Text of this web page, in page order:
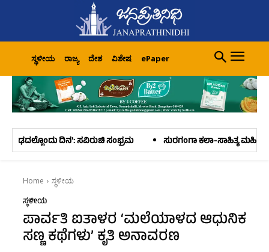
ಸ್ಥಳೀಯ ರಾಜ್ಯ ದೇಶ ವಿಶೇಷ ePaper
ಸಂಭ್ರಮ ಸುರಗಂಗಾ ಕಲಾ-ಸಾಹಿತ್ಯ ಮಹಿಳಾ ವೇದಿಕೆ ಆಯೋಜಿಸಿದ್ದ
Home ಸ್ಥಳೀಯ
ಸ್ಥಳೀಯ
ಪಾರ್ವತಿ ಐತಾಳರ ‘ಮಲೆಯಾಳದ ಆಧುನಿಕ
ಸಣ್ಣ ಕಥೆಗಳು’ ಕೃತಿ ಅನಾವರಣ